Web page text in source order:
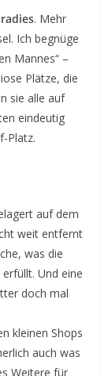
. Mehr
Ich begnüge
Mannes“ –
Plätze, die
sie alle auf
eindeutig
Platz.
auf dem
weit entfernt
was die
Und eine
doch mal
kleinen Shops
auch was
Weitere für